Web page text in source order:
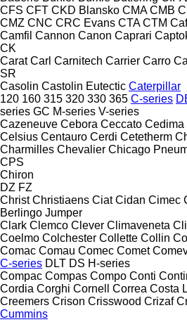
CFS CFT CKD Blansko CMA CMB
CMZ CNC CRC Evans CTA CTM
Camfil Cannon Canon Caprari
CK
Carat Carl Carnitech Carrier Carro
SR
Casolin Castolin Eutectic Caterpillar
120 160 315 320 330 365 C-series
series GC M-series V-series
Cazeneuve Cebora Ceccato Cedima
Celsius Centauro Cerdi Cetetherm
Charmilles Chevalier Chicago
CPS
Chiron
DZ FZ
Christ Christiaens Ciat Cidan Cimec
Berlingo Jumper
Clark Clemco Clever Climaveneta
Coelmo Colchester Collette Collin
Comac Comau Comec Comet
C-series DLT DS H-series
Compac Compas Compo Conti
Cordia Corghi Cornell Correa Costa
Creemers Crison Crisswood Crizaf
Cummins